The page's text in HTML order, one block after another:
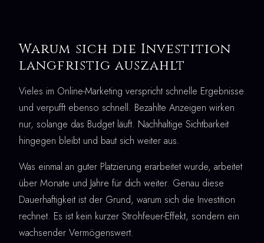
Warum sich die Investition
langfristig auszahlt
Vieles im Online-Marketing verspricht schnelle Ergebnisse
und verpufft ebenso schnell. Bezahlte Anzeigen wirken
nur, solange das Budget läuft. Nachhaltige Sichtbarkeit
hingegen bleibt und baut sich weiter aus.
Was einmal an guter Platzierung erarbeitet wurde, arbeitet
über Monate und Jahre für dich weiter. Genau diese
Dauerhaftigkeit ist der Grund, warum sich die Investition
rechnet. Es ist kein kurzer Strohfeuer-Effekt, sondern ein
wachsender Vermögenswert.